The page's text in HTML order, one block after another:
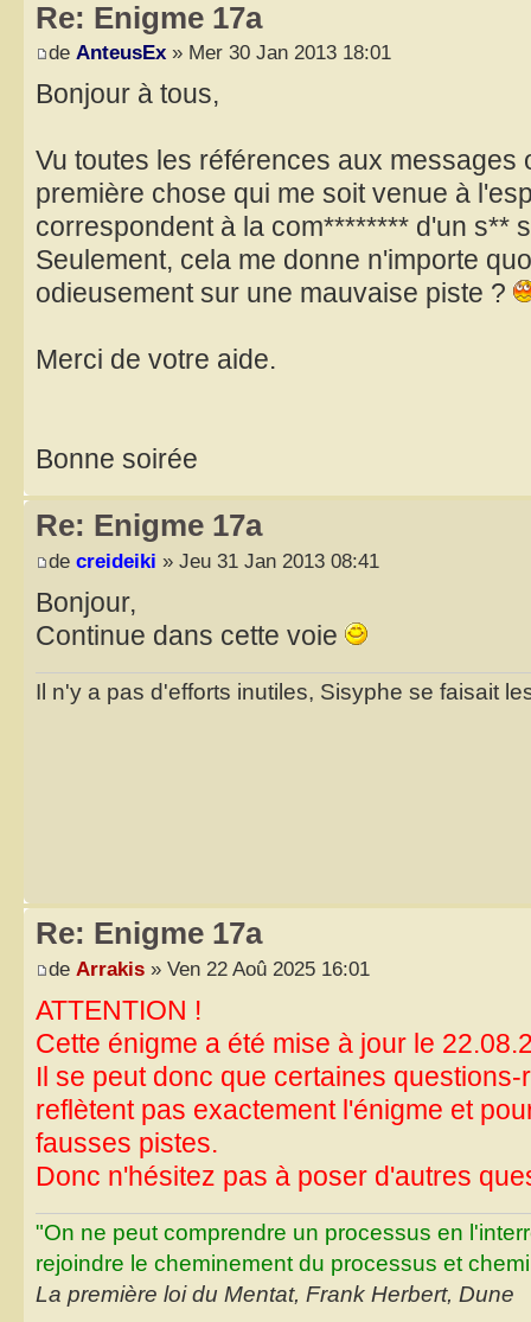
Re: Enigme 17a
de AnteusEx » Mer 30 Jan 2013 18:01
Bonjour à tous,
Vu toutes les références aux messages
première chose qui me soit venue à
correspondent à la com******** d'un s**
Seulement, cela me donne n'importe
odieusement sur une mauvaise piste ?
Merci de votre aide.
Bonne soirée
Re: Enigme 17a
de creideiki » Jeu 31 Jan 2013 08:41
Bonjour,
Continue dans cette voie
Il n'y a pas d'efforts inutiles, Sisyphe se faisait
Re: Enigme 17a
de Arrakis » Ven 22 Aoû 2025 16:01
ATTENTION !
Cette énigme a été mise à jour le
Il se peut donc que certaines
reflètent pas exactement l'énigme et
fausses pistes.
Donc n'hésitez pas à poser d'autres
"On ne peut comprendre un processus en
rejoindre le cheminement du processus et
La première loi du Mentat, Frank Herbert, Dune